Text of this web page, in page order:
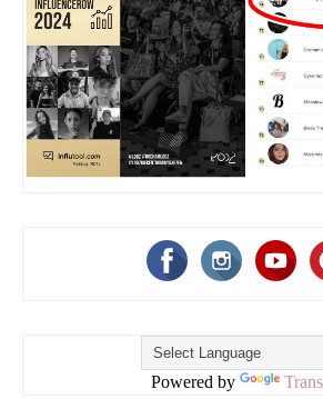
Powered by